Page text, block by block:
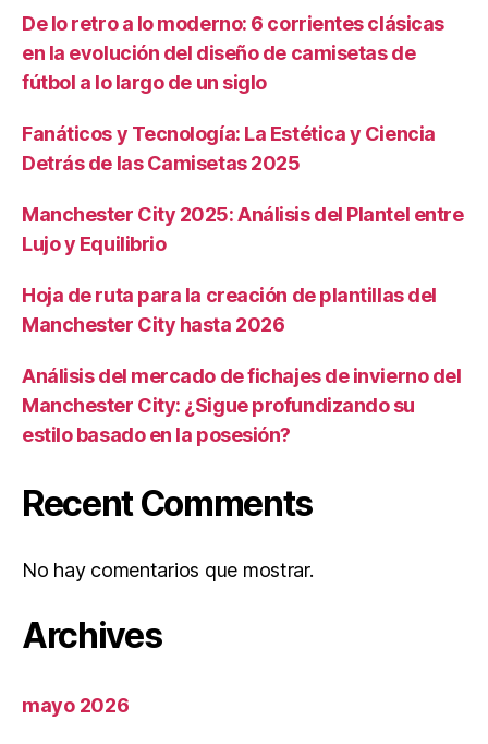
De lo retro a lo moderno: 6 corrientes clásicas
en la evolución del diseño de camisetas de
fútbol a lo largo de un siglo
Fanáticos y Tecnología: La Estética y Ciencia
Detrás de las Camisetas 2025
Manchester City 2025: Análisis del Plantel entre
Lujo y Equilibrio
Hoja de ruta para la creación de plantillas del
Manchester City hasta 2026
Análisis del mercado de fichajes de invierno del
Manchester City: ¿Sigue profundizando su
estilo basado en la posesión?
Recent Comments
No hay comentarios que mostrar.
Archives
mayo 2026